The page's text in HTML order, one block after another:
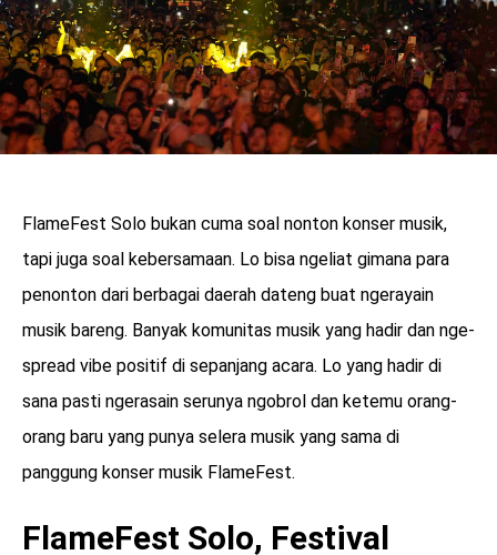
FlameFest Solo bukan cuma soal nonton konser musik,
tapi juga soal kebersamaan. Lo bisa ngeliat gimana para
penonton dari berbagai daerah dateng buat ngerayain
musik bareng. Banyak komunitas musik yang hadir dan nge-
spread vibe positif di sepanjang acara. Lo yang hadir di
sana pasti ngerasain serunya ngobrol dan ketemu orang-
orang baru yang punya selera musik yang sama di
panggung konser musik FlameFest.
FlameFest Solo, Festival